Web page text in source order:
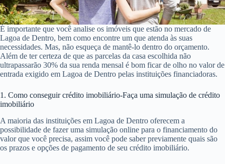
É importante que você analise os imóveis que estão no mercado de
Lagoa de Dentro, bem como encontre um que atenda às suas
necessidades. Mas, não esqueça de mantê-lo dentro do orçamento.
Além de ter certeza de que as parcelas da casa escolhida não
ultrapassarão 30% da sua renda mensal é bom ficar de olho no valor de
entrada exigido em Lagoa de Dentro pelas instituições financiadoras.
1. Como conseguir crédito imobiliário-Faça uma simulação de crédito
imobiliário
A maioria das instituições em Lagoa de Dentro oferecem a
possibilidade de fazer uma simulação online para o financiamento do
valor que você precisa, assim você pode saber previamente quais são
os prazos e opções de pagamento de seu crédito imobiliário.